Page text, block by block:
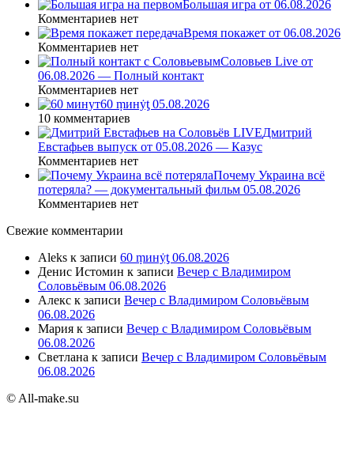
Большая игра от 06.08.2026
Комментариев нет
Время покажет от 06.08.2026
Комментариев нет
Соловьев Live от
06.08.2026 — Полный контакт
Комментариев нет
60 ṃинẏƫ 05.08.2026
10 комментариев
Дмитрий
Евстафьев выпуск от 05.08.2026 — Казус
Комментариев нет
Почему Украина всё
потеряла? — документальный фильм 05.08.2026
Комментариев нет
Свежие комментарии
Aleks к записи 60 ṃинẏƫ 06.08.2026
Денис Истомин к записи Вечер с Владимиром
Соловьёвым 06.08.2026
Алекс к записи Вечер с Владимиром Соловьёвым
06.08.2026
Мария к записи Вечер с Владимиром Соловьёвым
06.08.2026
Светлана к записи Вечер с Владимиром Соловьёвым
06.08.2026
© All-make.su